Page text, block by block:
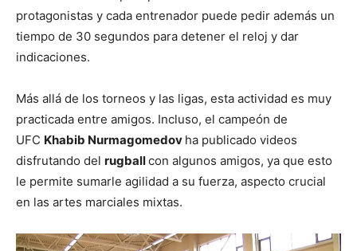
protagonistas y cada entrenador puede pedir además un
tiempo de 30 segundos para detener el reloj y dar
indicaciones.
Más allá de los torneos y las ligas, esta actividad es muy
practicada entre amigos. Incluso, el campeón de
UFC Khabib Nurmagomedov ha publicado videos
disfrutando del rugballcon algunos amigos, ya que esto
le permite sumarle agilidad a su fuerza, aspecto crucial
en las artes marciales mixtas.